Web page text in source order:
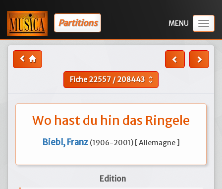
Partitions
Fiche22557/208443 unfold_more
Wo hast du hin das Ringele
Biebl, Franz (1906-2001) [ Allemagne ]
Edition